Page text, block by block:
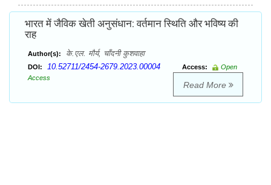
भारत में जैविक खेती अनुसंधान: वर्तमान स्थिति और भविष्य की
राह
Author(s): के.एल. मौर्य, चाँदनी कुशवाहा
DOI: 10.52711/2454-2679.2023.00004 Access:
Open
Access
Read More